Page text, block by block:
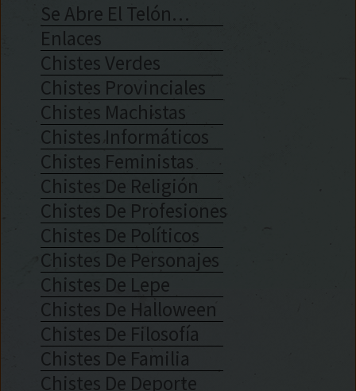
Se Abre El Telón…
Enlaces
Chistes Verdes
Chistes Provinciales
Chistes Machistas
Chistes Informáticos
Chistes Feministas
Chistes De Religión
Chistes De Profesiones
Chistes De Políticos
Chistes De Personajes
Chistes De Lepe
Chistes De Halloween
Chistes De Filosofía
Chistes De Familia
Chistes De Deporte